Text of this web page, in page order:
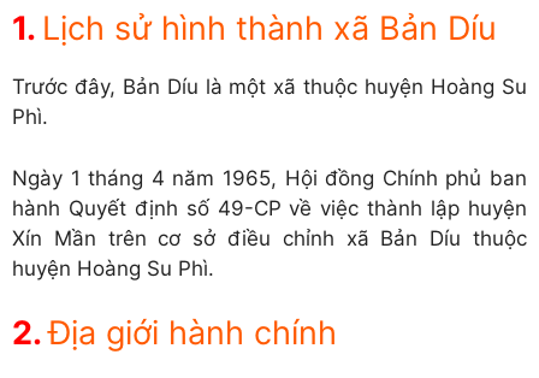
Lịch sử hình thành xã Bản Díu
Trước đây, Bản Díu là một xã thuộc huyện Hoàng Su
Phì.
Ngày 1 tháng 4 năm 1965, Hội đồng Chính phủ ban
hành Quyết định số 49-CP về việc thành lập huyện
Xín Mần trên cơ sở điều chỉnh xã Bản Díu thuộc
huyện Hoàng Su Phì.
Địa giới hành chính